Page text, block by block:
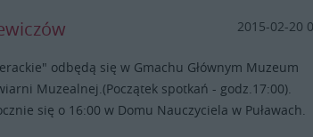
2015-02-20
odbędą się w Gmachu Głównym Muzeum
Muzealnej.(Początek spotkań - godz.17:00).
się o 16:00 w Domu Nauczyciela w Puławach.